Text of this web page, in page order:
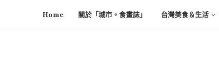
Home 關於「城市。食畫誌」 台灣美食＆生活